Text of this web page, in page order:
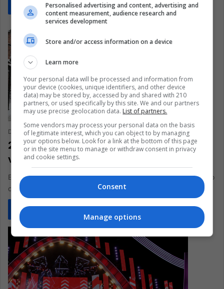
Read More »
Daniella Páez January 24, 2018 0 171
27 de enero: el mundo conmemora las
víctimas del Holocausto Judío
Este es un día para recordar y prevenir que actos de genocidio
ocurran de nuevo, como lo declaró la ONU…
Read More »
Personalised advertising and content, advertising and
content measurement, audience research and
services development
Store and/or access information on a device
Learn more
Your personal data will be processed and information from
your device (cookies, unique identifiers, and other device
data) may be stored by, accessed by and shared with 210
partners, or used specifically by this site. We and our partners
may use precise geolocation data. List of partners.
Some vendors may process your personal data on the basis
of legitimate interest, which you can object to by managing
your options below. Look for a link at the bottom of this page
or in the site menu to manage or withdraw consent in privacy
and cookie settings.
Consent
Manage options